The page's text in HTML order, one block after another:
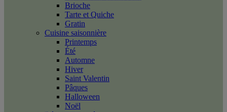
Brioche
Tarte et Quiche
Gratin
Cuisine saisonnière
Printemps
Été
Automne
Hiver
Saint Valentin
Pâques
Halloween
Noël